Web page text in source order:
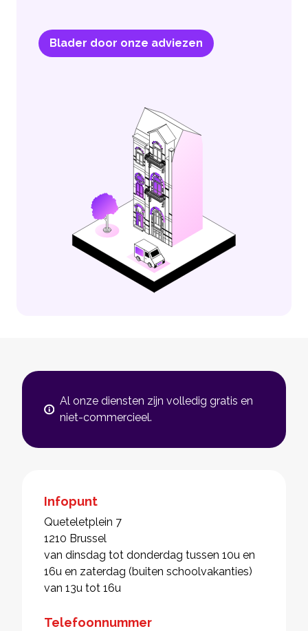
Blader door onze adviezen
Al onze diensten zijn volledig gratis en
niet-commercieel.
Infopunt
Queteletplein 7
1210 Brussel
van dinsdag tot donderdag tussen 10u en
16u en zaterdag (buiten schoolvakanties)
van 13u tot 16u
Telefoonnummer